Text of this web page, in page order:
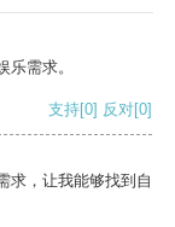
需求。
支持[0] 反对[0]
求，让我能够找到自